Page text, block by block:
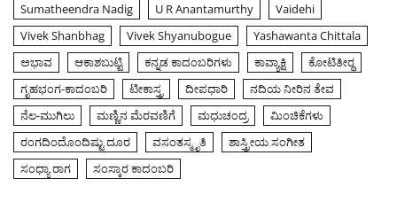
Sumatheendra Nadig
U R Anantamurthy
Vaidehi
Vivek Shanbhag
Vivek Shyanubogue
Yashawanta Chittala
ಅಭಾವ
ಆಕಾಶಬುಟ್ಟಿ ಕನ್ನಡ ಕಾದಂಬರಿಗಳು ಕಾವ್ಯಾಕ್ಷಿ
ಕೋಟಿತೀರ್‍ಥ
ಗೃಹಭಂಗ-ಕಾದಂಬರಿ
ಟೀಕಾಸ್ತ್ರ ದೀಪಧಾರಿ
ನದಿಯ ನೀರಿನ ತೇವ
ನೆಲ-ಮುಗಿಲು
ಮಣ್ಣಿನ ಮೆರವಣಿಗೆ ಮಧುಚಂದ್ರ
ಮಿಂಚಿಕೆಗಳು
ರಂಗದಿಂದೊಂದಿಷ್ಟು ದೂರ
ವಸಂತಸ್ಮೃತಿ
ಶಾಸ್ತ್ರೀಯ ಸಂಗೀತ
ಸಂಧ್ಯಾ ರಾಗ
ಸಂಸ್ಕಾರ ಕಾದಂಬರಿ